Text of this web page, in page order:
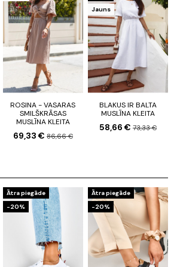
ROSINA - VASARAS
SMILŠKRĀSAS
MUSLĪNA KLEITA
69,33 € 86,66 €
Jauns
BLAKUS IR BALTA
MUSLĪNA KLEITA
58,66 € 73,33 €
Ātra piegāde
-20%
Ātra piegāde
-20%